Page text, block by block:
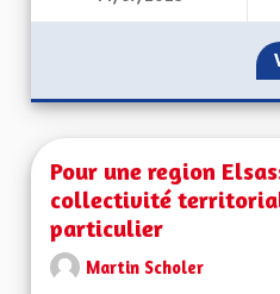
Pour une region
collectivité
particulier
Martin Scholer